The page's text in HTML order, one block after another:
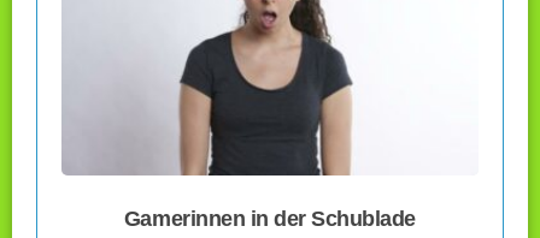
Gamerinnen in der Schublade